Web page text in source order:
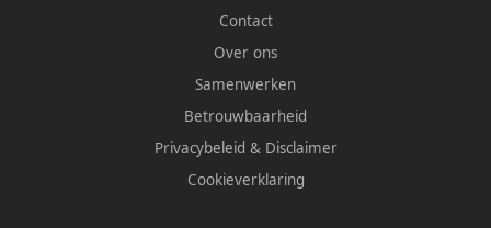
Contact
Over ons
Samenwerken
Betrouwbaarheid
Privacybeleid & Disclaimer
Cookieverklaring